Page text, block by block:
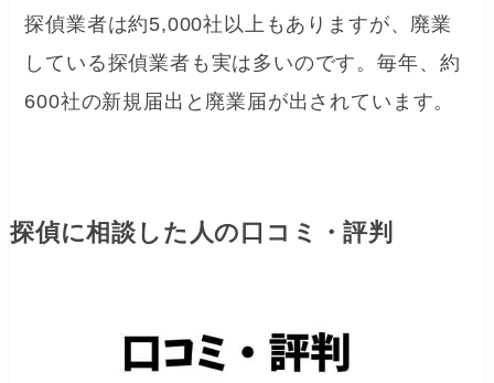
探偵業者は約5,000社以上もありますが、廃業
している探偵業者も実は多いのです。毎年、約
600社の新規届出と廃業届が出されています。
探偵に相談した人の口コミ・評判